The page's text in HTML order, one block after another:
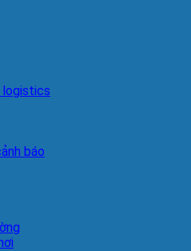
logistics
báo